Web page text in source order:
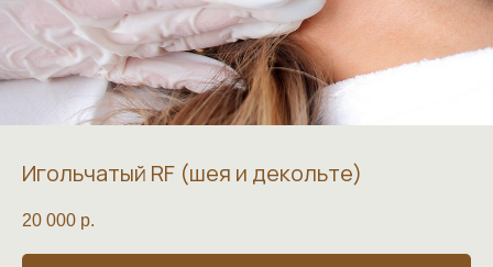
Игольчатый RF (шея и декольте)
20 000 р.